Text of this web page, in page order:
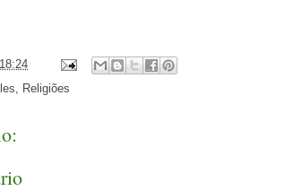
18:24
Religiões